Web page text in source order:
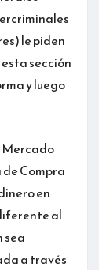
le piden
sección
y luego
Mercado
Compra
en
al
sea
a través